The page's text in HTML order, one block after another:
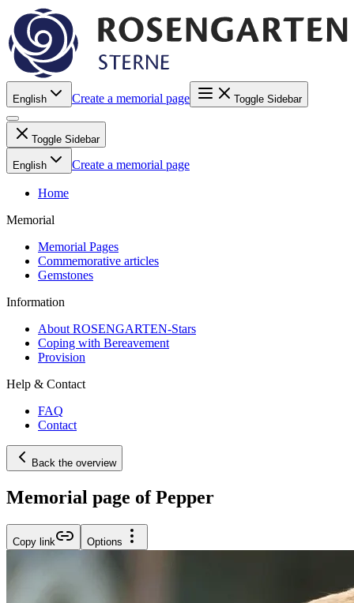
English Create a memorial page Toggle Sidebar
Toggle Sidebar
English Create a memorial page
Home
Memorial
Memorial Pages
Commemorative articles
Gemstones
Information
About ROSENGARTEN-Stars
Coping with Bereavement
Provision
Help & Contact
FAQ
Contact
Back the overview
Memorial page of Pepper
Copy link Options